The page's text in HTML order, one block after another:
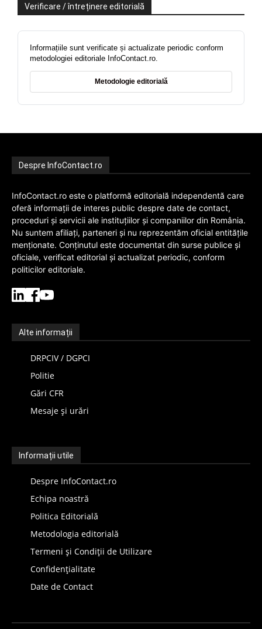
Verificare / întreținere editorială
Informațiile sunt verificate și actualizate periodic conform
metodologiei editoriale InfoContact.ro.
Metodologie editorială
Despre InfoContact.ro
InfoContact.ro este o platformă editorială independentă care
oferă informații de interes public despre date de contact,
proceduri și servicii ale instituțiilor și companiilor din România.
Nu suntem afiliați, parteneri și nu reprezentăm oficial entitățile
menționate. Conținutul este documentat din surse publice și
oficiale, verificat editorial și actualizat periodic, conform
politicilor editoriale.
Alte informații
DRPCIV / DGPCI
Politie
Gări CFR
Mesaje și urări
Informații utile
Despre InfoContact.ro
Echipa noastră
Politica Editorială
Metodologia editorială
Termeni și Condiții de Utilizare
Confidențialitate
Date de Contact